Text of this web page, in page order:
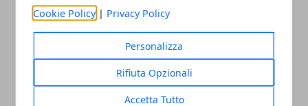
Cookie Policy | Privacy Policy
Personalizza
Rifiuta Opzionali
Accetta Tutto
antichi?